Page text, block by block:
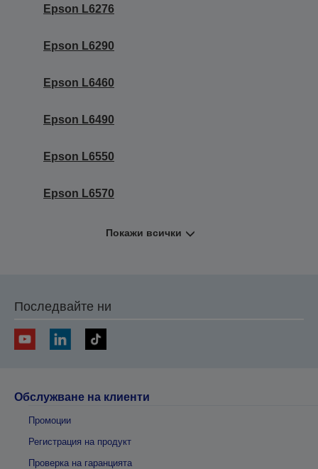
Epson L6276
Epson L6290
Epson L6460
Epson L6490
Epson L6550
Epson L6570
Покажи всички
Последвайте ни
Обслужване на клиенти
Промоции
Регистрация на продукт
Проверка на гаранцията